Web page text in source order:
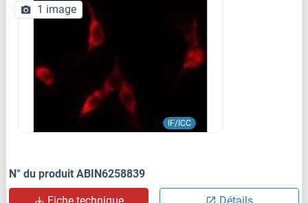
IF/ICC
1 image
N° du produit ABIN6258839